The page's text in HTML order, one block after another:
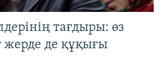
тағдыры: өз
жерде де құқығы